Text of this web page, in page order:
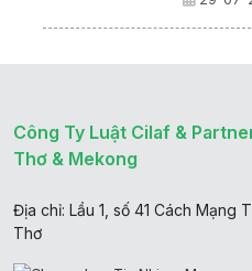
Công Ty Luật Cilaf &
Thơ & Mekong
Địa chỉ: Lầu 1, số 41 Cách Mạng
Thơ